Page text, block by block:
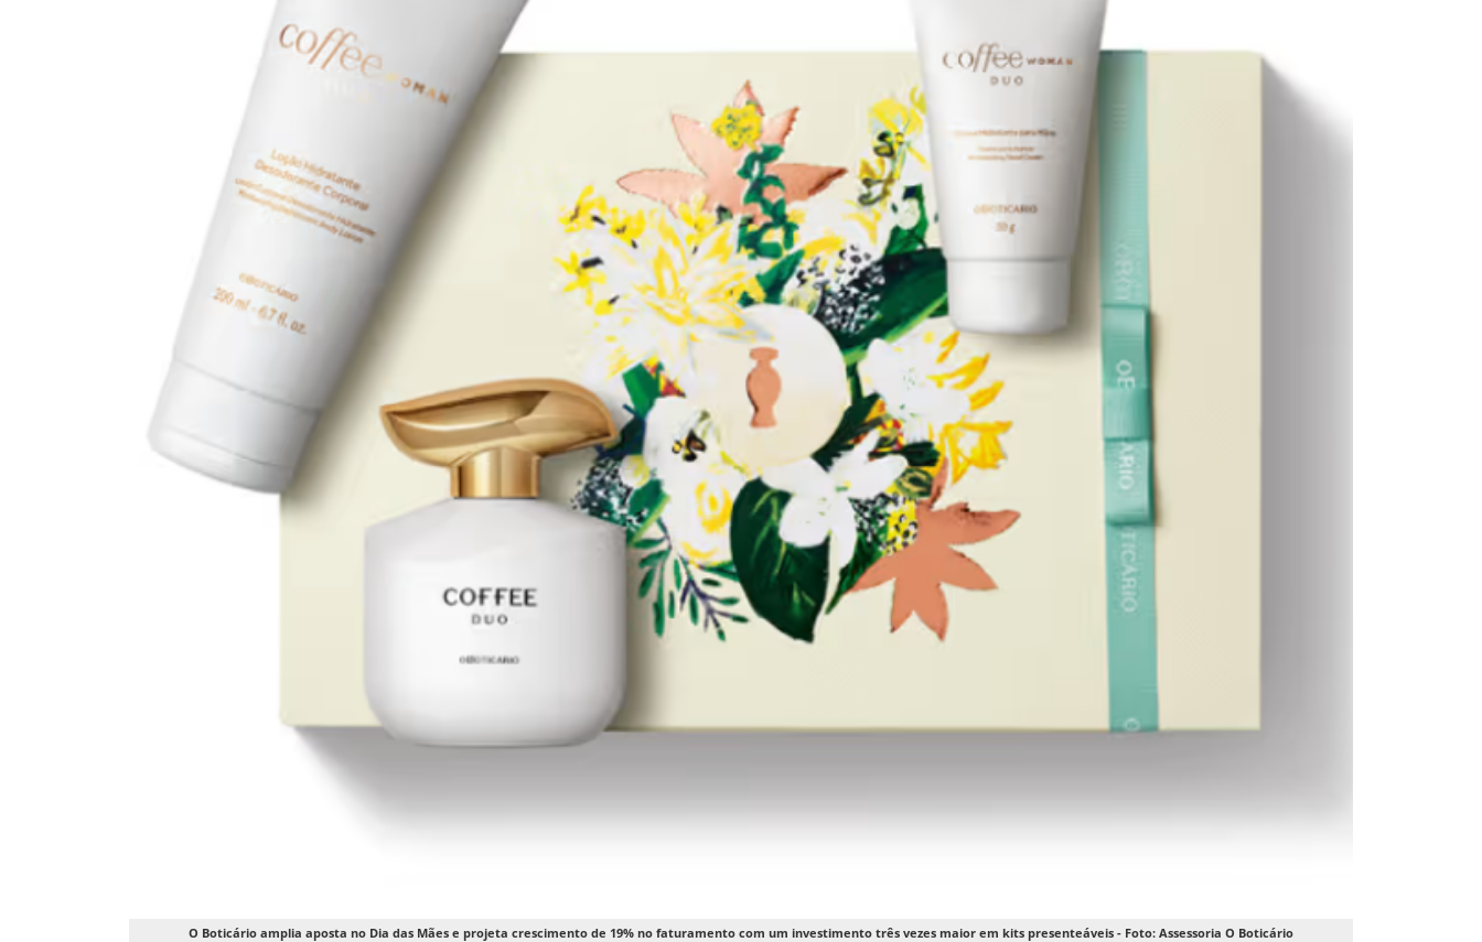
O Boticário amplia aposta no Dia das Mães e projeta crescimento de 19% no faturamento com um investimento três vezes maior em kits presenteáveis - Foto: Assessoria O Boticário